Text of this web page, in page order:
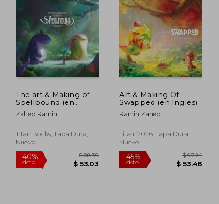
The art & Making of
Spellbound (en
Inglés)
Zahed Ramin
Titan Books, Tapa Dura,
Nuevo
Art & Making Of
Swapped (en Inglés)
Ramin Zahed
Titan, 2026, Tapa Dura,
Nuevo